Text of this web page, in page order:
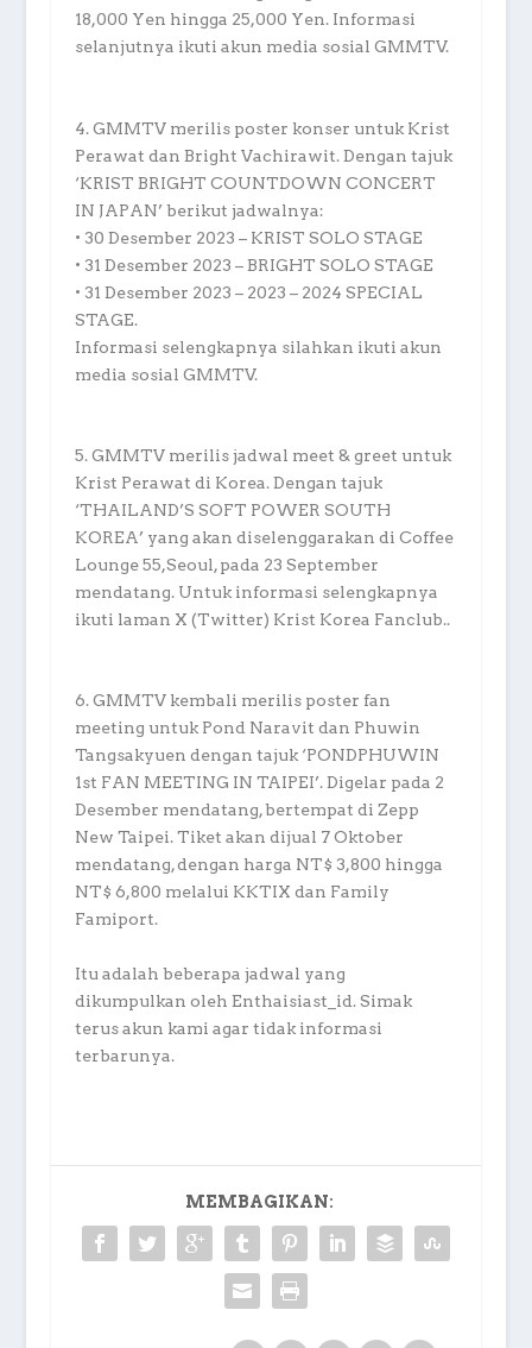
18,000 Yen hingga 25,000 Yen. Informasi
selanjutnya ikuti akun media sosial GMMTV.
4. GMMTV merilis poster konser untuk Krist
Perawat dan Bright Vachirawit. Dengan tajuk
‘KRIST BRIGHT COUNTDOWN CONCERT
IN JAPAN’ berikut jadwalnya:
• 30 Desember 2023 – KRIST SOLO STAGE
• 31 Desember 2023 – BRIGHT SOLO STAGE
• 31 Desember 2023 – 2023 – 2024 SPECIAL
STAGE.
Informasi selengkapnya silahkan ikuti akun
media sosial GMMTV.
5. GMMTV merilis jadwal meet & greet untuk
Krist Perawat di Korea. Dengan tajuk
‘THAILAND’S SOFT POWER SOUTH
KOREA’ yang akan diselenggarakan di Coffee
Lounge 55,Seoul, pada 23 September
mendatang. Untuk informasi selengkapnya
ikuti laman X (Twitter) Krist Korea Fanclub..
6. GMMTV kembali merilis poster fan
meeting untuk Pond Naravit dan Phuwin
Tangsakyuen dengan tajuk ‘PONDPHUWIN
1st FAN MEETING IN TAIPEI’. Digelar pada 2
Desember mendatang, bertempat di Zepp
New Taipei. Tiket akan dijual 7 Oktober
mendatang, dengan harga NT$ 3,800 hingga
NT$ 6,800 melalui KKTIX dan Family
Famiport.
Itu adalah beberapa jadwal yang
dikumpulkan oleh Enthaisiast_id. Simak
terus akun kami agar tidak informasi
terbarunya.
MEMBAGIKAN: